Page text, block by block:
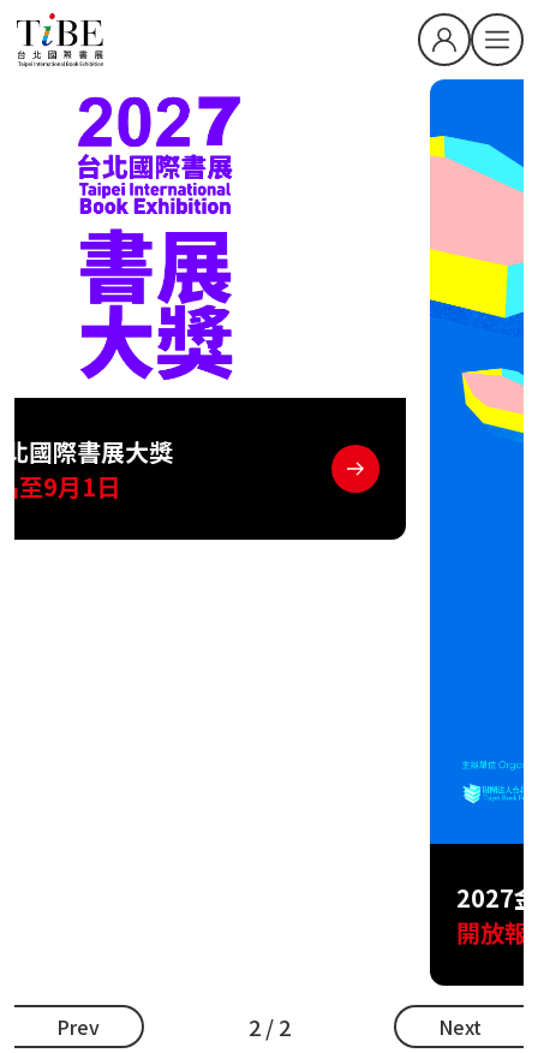
2027TiBE台北國際書展
2026TiBE台北國際書展
國際書展臺灣館
2027台北國際書展大獎
2026TIBE線上書展
Prev 2 / 2 Next